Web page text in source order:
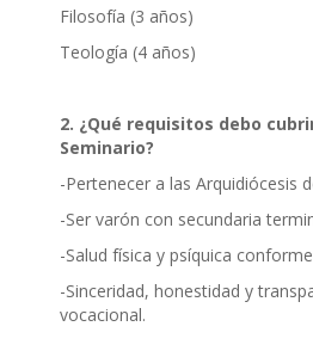
Filosofía (3 años)
Teología (4 años)
2. ¿Qué requisitos debo
Seminario?
-Pertenecer a las Arquidiócesis
-Ser varón con secundaria
-Salud física y psíquica
-Sinceridad, honestidad y
vocacional.